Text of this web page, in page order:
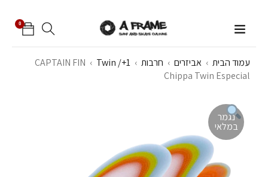
0
עמוד הבית › אביזרים › חרבות ›
Twin /+1
›
CAPTAIN FIN
Chippa Twin Especial
נגמר
במלאי